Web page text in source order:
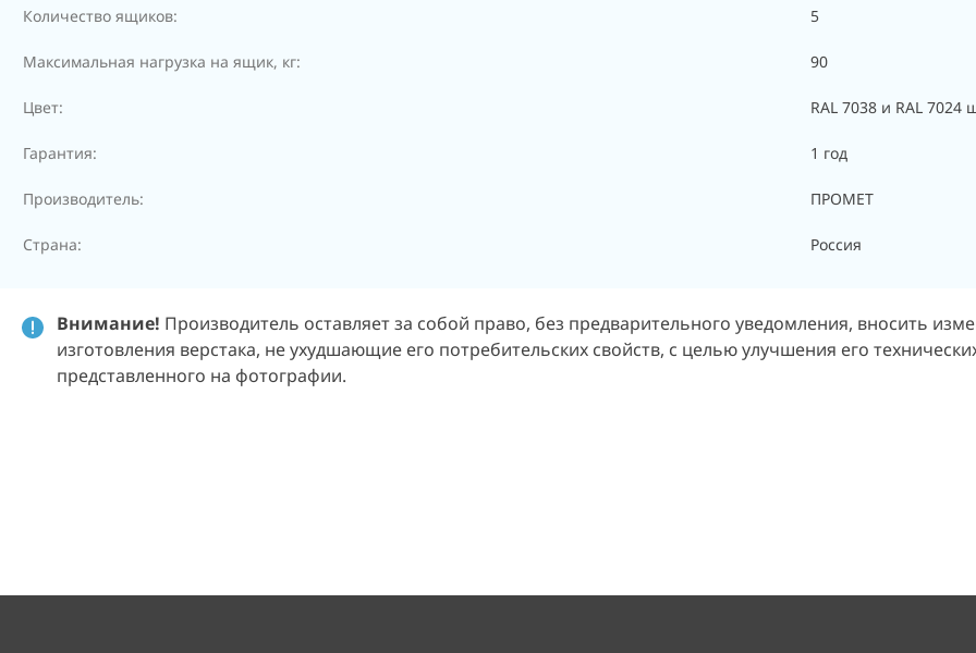
Количество ящиков: 5
Максимальная нагрузка на ящик, кг: 90
Цвет: RAL 7038 и RAL 7024
Гарантия: 1 год
Производитель: ПРОМЕТ
Страна: Россия
Внимание! Производитель оставляет за собой право, без предварительного уведомления, вносить
изготовления верстака, не ухудшающие его потребительских свойств, с целью улучшения его
представленного на фотографии.